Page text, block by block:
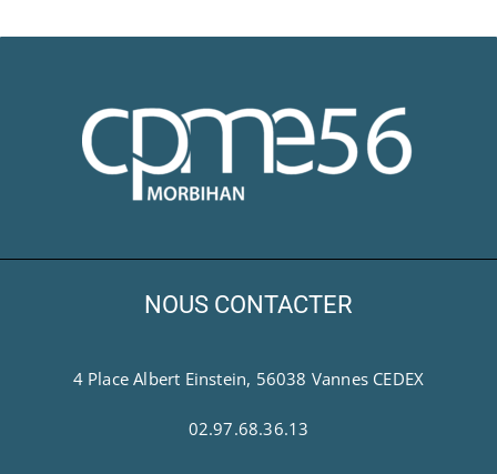
NOUS CONTACTER
4 Place Albert Einstein, 56038 Vannes CEDEX
02.97.68.36.13